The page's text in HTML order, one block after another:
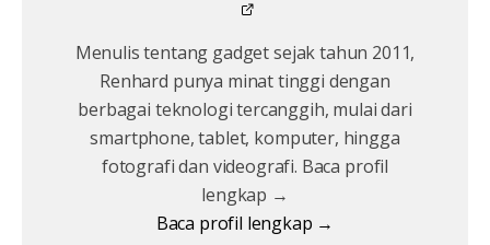
Menulis tentang gadget sejak tahun 2011,
Renhard punya minat tinggi dengan
berbagai teknologi tercanggih, mulai dari
smartphone, tablet, komputer, hingga
fotografi dan videografi. Baca profil
lengkap →
Baca profil lengkap →